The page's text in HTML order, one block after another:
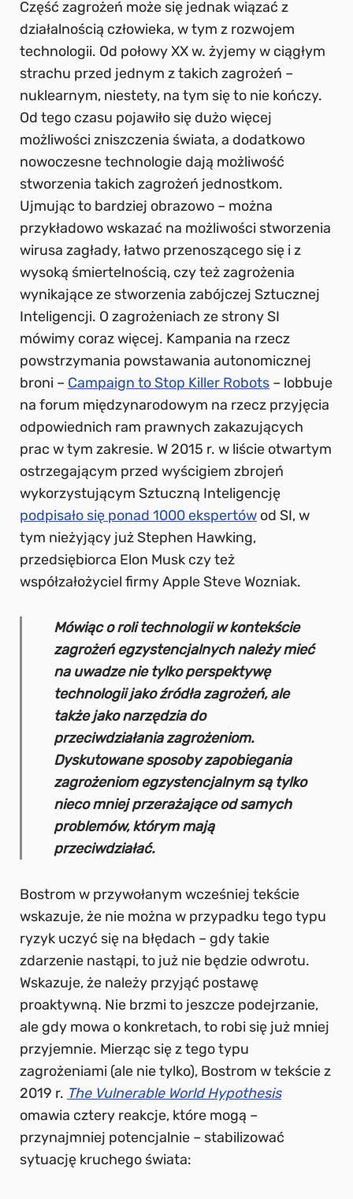
Część zagrożeń może się jednak wiązać z
działalnością człowieka, w tym z rozwojem
technologii. Od połowy XX w. żyjemy w ciągłym
strachu przed jednym z takich zagrożeń –
nuklearnym, niestety, na tym się to nie kończy.
Od tego czasu pojawiło się dużo więcej
możliwości zniszczenia świata, a dodatkowo
nowoczesne technologie dają możliwość
stworzenia takich zagrożeń jednostkom.
Ujmując to bardziej obrazowo – można
przykładowo wskazać na możliwości stworzenia
wirusa zagłady, łatwo przenoszącego się i z
wysoką śmiertelnością, czy też zagrożenia
wynikające ze stworzenia zabójczej Sztucznej
Inteligencji. O zagrożeniach ze strony SI
mówimy coraz więcej. Kampania na rzecz
powstrzymania powstawania autonomicznej
broni – Campaign to Stop Killer Robots – lobbuje
na forum międzynarodowym na rzecz przyjęcia
odpowiednich ram prawnych zakazujących
prac w tym zakresie. W 2015 r. w liście otwartym
ostrzegającym przed wyścigiem zbrojeń
wykorzystującym Sztuczną Inteligencję
podpisało się ponad 1000 ekspertów od SI, w
tym nieżyjący już Stephen Hawking,
przedsiębiorca Elon Musk czy też
współzałożyciel firmy Apple Steve Wozniak.
Mówiąc o roli technologii w kontekście
zagrożeń egzystencjalnych należy mieć
na uwadze nie tylko perspektywę
technologii jako źródła zagrożeń, ale
także jako narzędzia do
przeciwdziałania zagrożeniom.
Dyskutowane sposoby zapobiegania
zagrożeniom egzystencjalnym są tylko
nieco mniej przerażające od samych
problemów, którym mają
przeciwdziałać.
Bostrom w przywołanym wcześniej tekście
wskazuje, że nie można w przypadku tego typu
ryzyk uczyć się na błędach – gdy takie
zdarzenie nastąpi, to już nie będzie odwrotu.
Wskazuje, że należy przyjąć postawę
proaktywną. Nie brzmi to jeszcze podejrzanie,
ale gdy mowa o konkretach, to robi się już mniej
przyjemnie. Mierząc się z tego typu
zagrożeniami (ale nie tylko), Bostrom w tekście z
2019 r. The Vulnerable World Hypothesis
omawia cztery reakcje, które mogą –
przynajmniej potencjalnie – stabilizować
sytuację kruchego świata: